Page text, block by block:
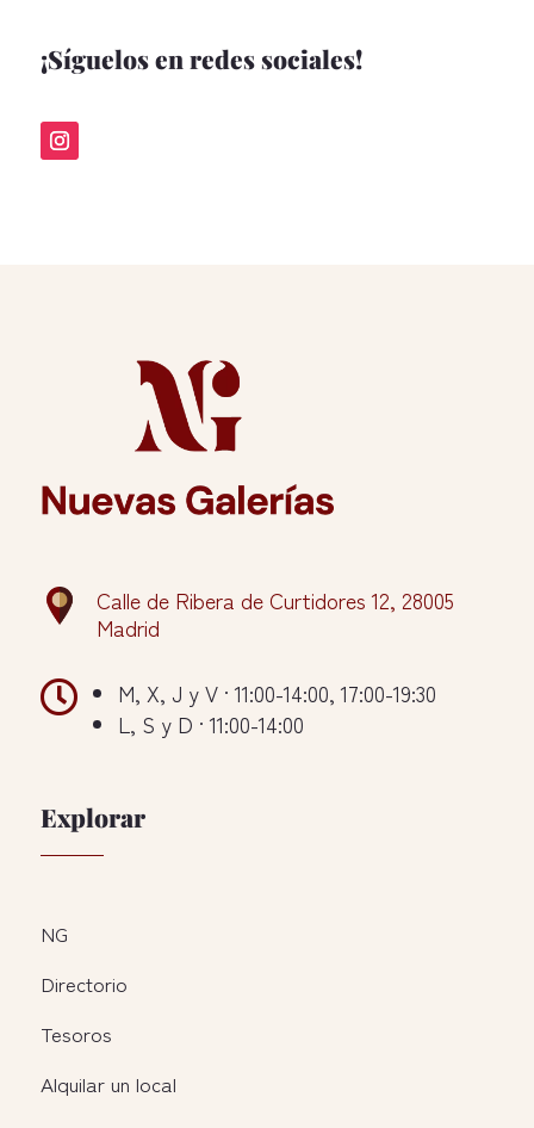
¡Síguelos en redes sociales!
Calle de Ribera de Curtidores 12, 28005
Madrid

M, X, J y V · 11:00-14:00, 17:00-19:30
L, S y D · 11:00-14:00
Explorar
NG
Directorio
Tesoros
Alquilar un local